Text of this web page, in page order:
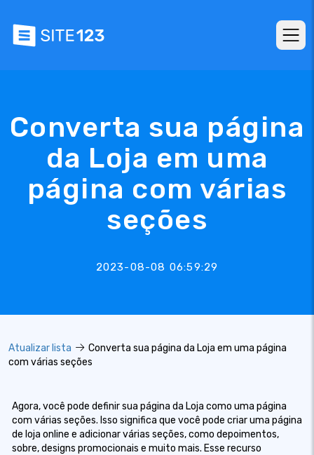
Converta sua página
da Loja em uma
página com várias
seções
2023-08-08 06:59:29
Atualizar lista
Converta sua página da Loja em uma página
com várias seções
Agora, você pode definir sua página da Loja como uma página
com várias seções. Isso significa que você pode criar uma página
de loja online e adicionar várias seções, como depoimentos,
sobre, designs promocionais e muito mais. Esse recurso